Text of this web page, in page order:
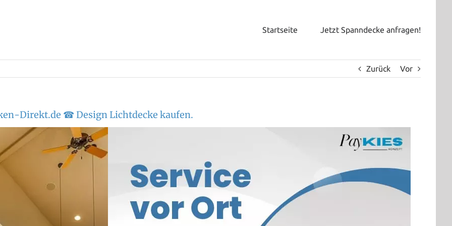
Startseite Jetzt Spanndecke anfragen!
Zurück Vor
Direkt.de ☎ Design Lichtdecke kaufen.